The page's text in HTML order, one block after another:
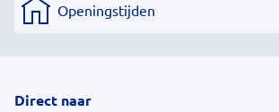
Openingstijden
Direct naar